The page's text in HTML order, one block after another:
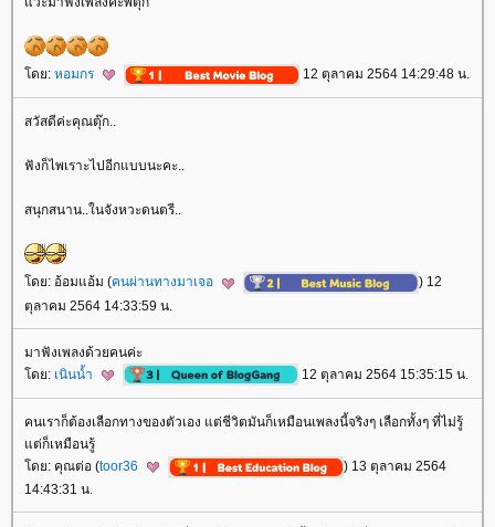
ดย: หอมกร 12 ตุลาคม 2564 14:29:48 น.
สวัสดีค่ะคุณตุ๊ก..
ฟังก็ไพเราะไปอีกแบบนะคะ..
สนุกสนาน..ในจังหวะดนตรี..
ดย: อ้อมแอ้ม (คนผ่านทางมาเจอ
) 12
ตุลาคม 2564 14:33:59 น.
มาฟังเพลงด้วยคนค่ะ
ดย: เนินน้ำ 12 ตุลาคม 2564 15:35:15 น.
คนเราก็ต้องเลือกทางของตัวเอง แต่ชีวิตมันก็เหมือนเพลงนี้จริงๆ เลือกทั้งๆ ที่ไม่รู้
ต่ก็เหมือนรู้
ดย: คุณต่อ (toor36
) 13 ตุลาคม 2564
14:43:31 น.